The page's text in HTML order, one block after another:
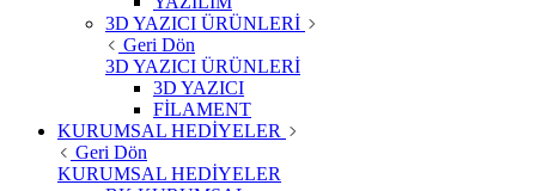
3D YAZICI ÜRÜNLERİ
Geri Dön
3D YAZICI ÜRÜNLERİ
3D YAZICI
FİLAMENT
KURUMSAL HEDİYELER
Geri Dön
KURUMSAL HEDİYELER